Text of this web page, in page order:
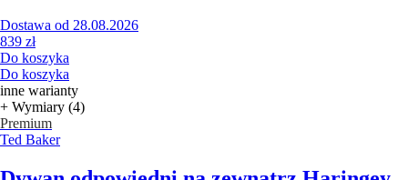
Dostawa od 28.08.2026
839 zł
Do koszyka
Do koszyka
inne warianty
+ Wymiary (4)
Premium
Ted Baker